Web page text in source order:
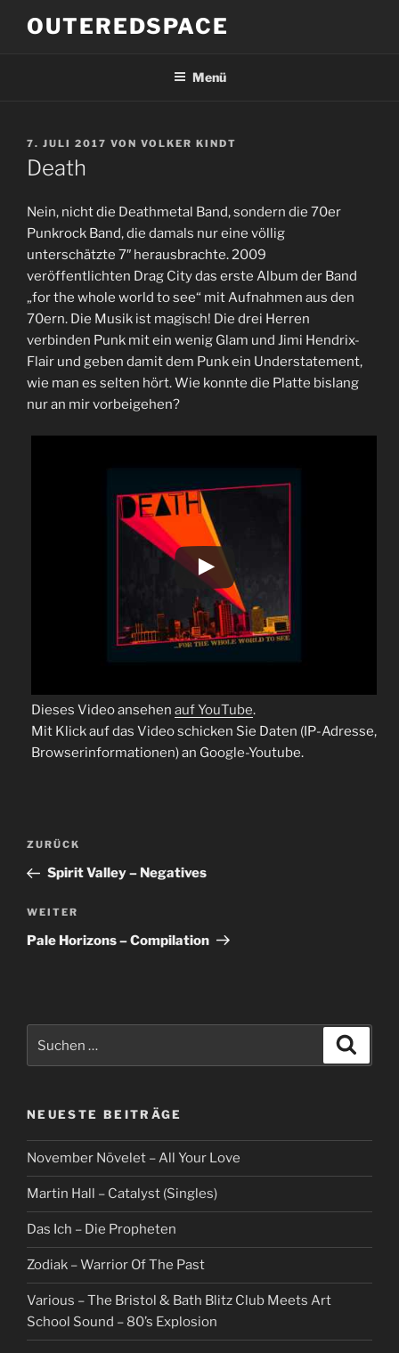
InhaltOUTEREDSPACE
Menü
VERÖFFENTLICHT
AM
7. JULI 2017 VON VOLKER KINDT
Death
Nein, nicht die Deathmetal Band, sondern die 70er
Punkrock Band, die damals nur eine völlig
unterschätzte 7″ herausbrachte. 2009
veröffentlichten Drag City das erste Album der Band
„for the whole world to see“ mit Aufnahmen aus den
70ern. Die Musik ist magisch! Die drei Herren
verbinden Punk mit ein wenig Glam und Jimi Hendrix-
Flair und geben damit dem Punk ein Understatement,
wie man es selten hört. Wie konnte die Platte bislang
nur an mir vorbeigehen?
Dieses Video ansehen auf YouTube.
Mit Klick auf das Video schicken Sie Daten (IP-Adresse,
Browserinformationen) an Google-Youtube.
Beitragsnavigation
Vorheriger
Beitrag
ZURÜCK
Spirit Valley – Negatives
Nächster
Beitrag
WEITER
Pale Horizons – Compilation
nach:
NEUESTE BEITRÄGE
November Növelet – All Your Love
Martin Hall – Catalyst (Singles)
Das Ich – Die Propheten
Zodiak – Warrior Of The Past
Various – The Bristol & Bath Blitz Club Meets Art
School Sound – 80’s Explosion